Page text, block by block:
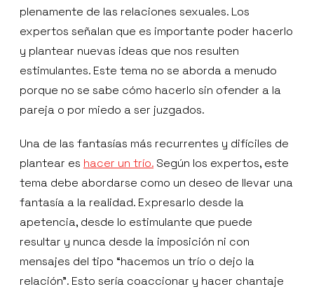
plenamente de las relaciones sexuales. Los
expertos señalan que es importante poder hacerlo
y plantear nuevas ideas que nos resulten
estimulantes. Este tema no se aborda a menudo
porque no se sabe cómo hacerlo sin ofender a la
pareja o por miedo a ser juzgados.
Una de las fantasías más recurrentes y difíciles de
plantear es hacer un trío. Según los expertos, este
tema debe abordarse como un deseo de llevar una
fantasía a la realidad. Expresarlo desde la
apetencia, desde lo estimulante que puede
resultar y nunca desde la imposición ni con
mensajes del tipo “hacemos un trío o dejo la
relación”. Esto sería coaccionar y hacer chantaje